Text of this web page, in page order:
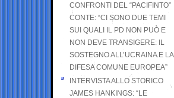
CONFRONTI DEL “PACIFINTO”
CONTE: “CI SONO DUE TEMI
SUI QUALI IL PD NON PUÒ E
NON DEVE TRANSIGERE: IL
SOSTEGNO ALL’UCRAINA E LA
DIFESA COMUNE EUROPEA”
INTERVISTA ALLO STORICO
JAMES HANKINGS: “LE